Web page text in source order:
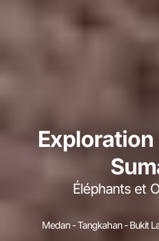
Éléphants et
Medan - Tangkahan - Bukit